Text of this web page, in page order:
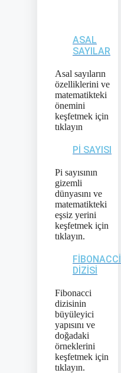
ASAL
SAYILAR
Asal sayıların
özelliklerini ve
matematikteki
önemini
keşfetmek için
tıklayın
PI SAYISI
Pi sayısının
gizemli
dünyasını ve
matematikteki
eşsiz yerini
keşfetmek için
tıklayın.
FIBONACCI
DIZISI
Fibonacci
dizisinin
büyüleyici
yapısını ve
doğadaki
örneklerini
keşfetmek için
tıklayın.